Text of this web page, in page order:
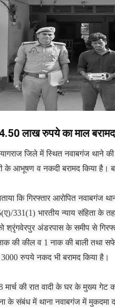
4.50 लाख रुपये का माल बरामद
जिले में स्थित नवाबगंज थाने
के आभूषण व नकदी बरामद किया है।
कि गिरफ्तार आरोपित नवाबगंज
331(1) भारतीय न्याय संहिता के
श्रृंगवेरपुर अंडरपास के समीप से
की कील व 1 नाक की बाली तथा
रुपये नकद भी बरामद किया है।
मार्च की रात वादी के घर के मुख्य
संबंध में थाना नवाबगंज में मुकदमा